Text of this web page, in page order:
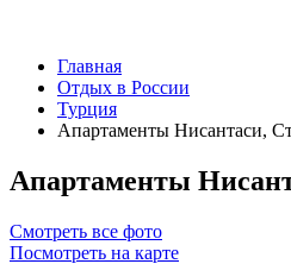
Главная
Отдых в России
Турция
Апартаменты Нисантаси,
Апартаменты
Смотреть все фото
Посмотреть на карте